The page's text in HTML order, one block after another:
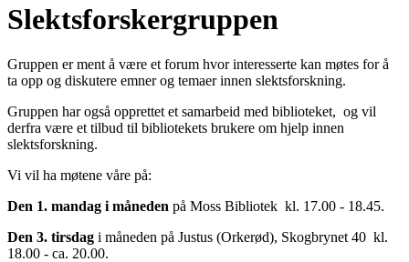
Slektsforskergruppen
Gruppen er ment å være et forum hvor interesserte kan møtes for å
ta opp og diskutere emner og temaer innen slektsforskning.
Gruppen har også opprettet et samarbeid med biblioteket, og vil
derfra være et tilbud til bibliotekets brukere om hjelp innen
slektsforskning.
Vi vil ha møtene våre på:
Den 1. mandag i måneden på Moss Bibliotek kl. 17.00 - 18.45.
Den 3. tirsdag i måneden på Justus (Orkerød), Skogbrynet 40 kl.
18.00 - ca. 20.00.